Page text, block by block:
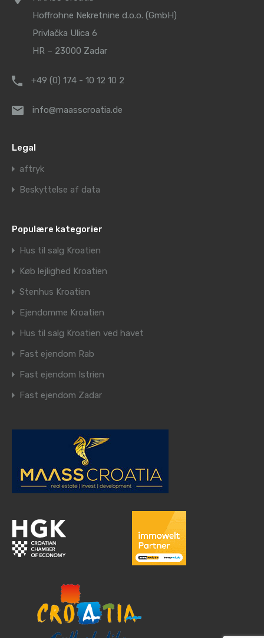
Hoffrohne Nekretnine d.o.o. (GmbH)
Privlačka Ulica 6
HR – 23000 Zadar
+49 (0) 174 - 10 12 10 2
info@maasscroatia.de
Legal
aftryk
Beskyttelse af data
Populære kategorier
Hus til salg Kroatien
Køb lejlighed Kroatien
Stenhus Kroatien
Ejendomme Kroatien
Hus til salg Kroatien ved havet
Fast ejendom Rab
Fast ejendom Istrien
Fast ejendom Zadar